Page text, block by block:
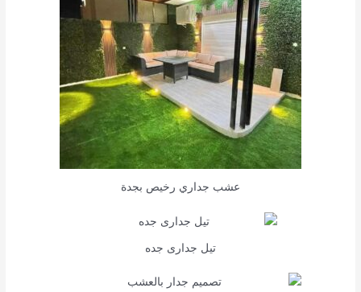
عشب جداري رخيص بجدة
تيل جدارى جده